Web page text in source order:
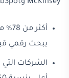
ببحث رقمي
الشركات